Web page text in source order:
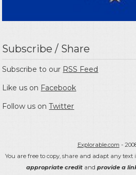
Subscribe / Share
Subscribe to our RSS Feed
Like us on Facebook
Follow us onTwitter
Explorable.com -
You are free to copy, share and adapt any
appropriate credit and provide a